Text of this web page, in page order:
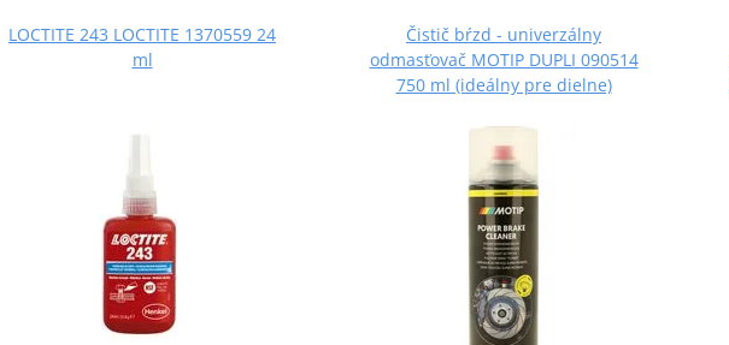
LOCTITE 243 LOCTITE 1370559 24
ml
Čistič bŕzd - univerzálny
odmasťovač MOTIP DUPLI 090514
750 ml (ideálny pre dielne)